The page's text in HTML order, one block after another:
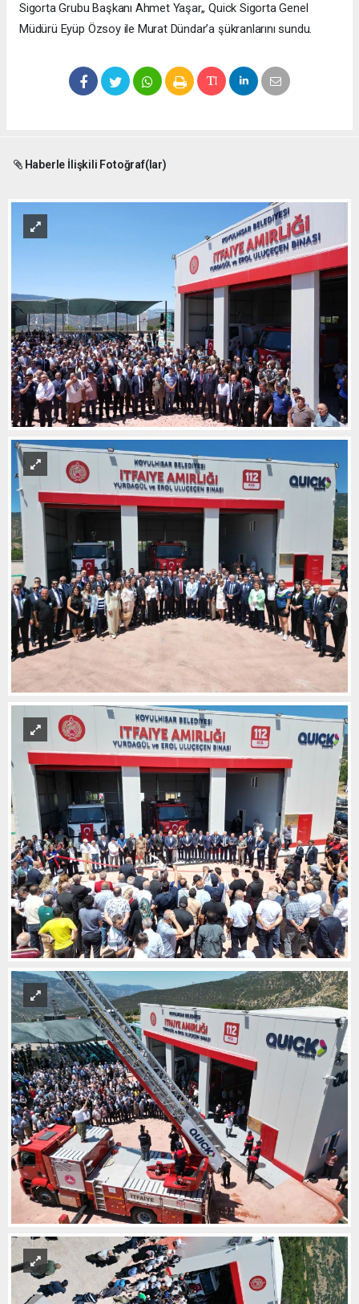
Sigorta Grubu Başkanı Ahmet Yaşar,, Quick Sigorta Genel
Müdürü Eyüp Özsoy ile Murat Dündar’a şükranlarını sundu.
Haberle İlişkili Fotoğraf(lar)